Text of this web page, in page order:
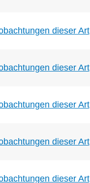
dieser Art
dieser Art
dieser Art
dieser Art
dieser Art